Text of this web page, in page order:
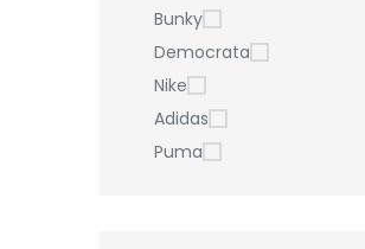
Bunky
Democrata
Nike
Adidas
Puma